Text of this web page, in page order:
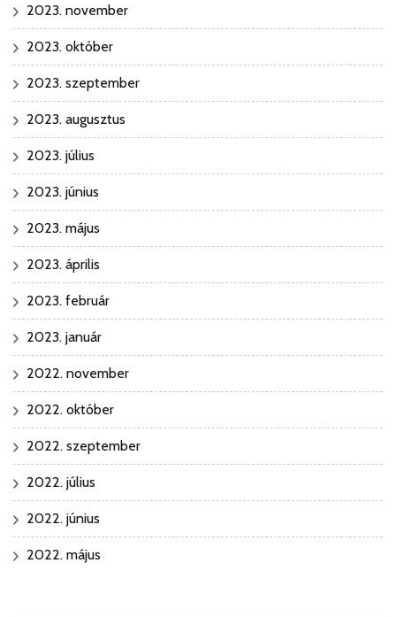
2023. november
2023. október
2023. szeptember
2023. augusztus
2023. július
2023. június
2023. május
2023. április
2023. február
2023. január
2022. november
2022. október
2022. szeptember
2022. július
2022. június
2022. május